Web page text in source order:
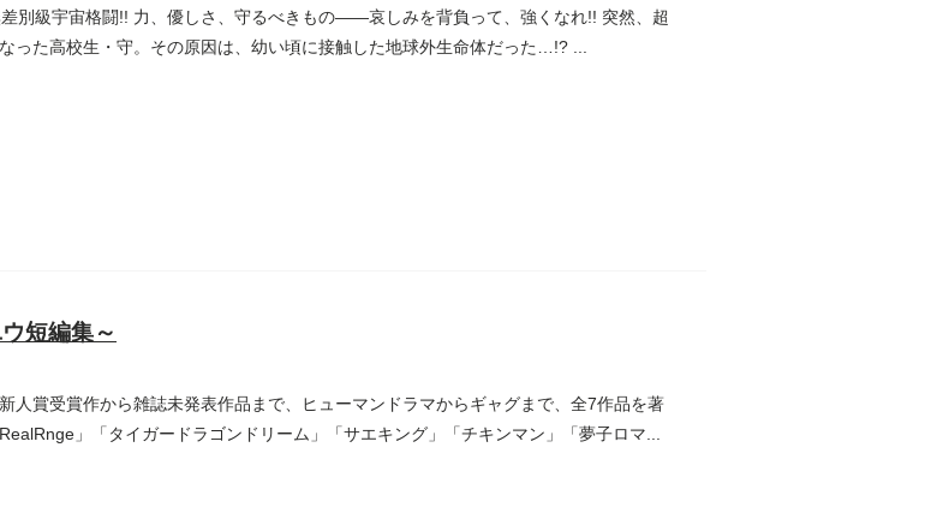
別級宇宙格闘!! 力、優しさ、守るべきもの――哀しみを背負って、強くなれ!! 突然、超
った高校生・守。その原因は、幼い頃に接触した地球外生命体だった…!? ...
短編集～
人賞受賞作から雑誌未発表作品まで、ヒューマンドラマからギャグまで、全7作品を著
」「タイガードラゴンドリーム」「サエキング」「チキンマン」「夢子ロマ...